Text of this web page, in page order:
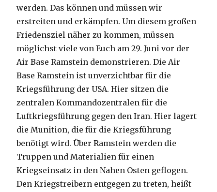
werden. Das können und müssen wir
erstreiten und erkämpfen. Um diesem großen
Friedensziel näher zu kommen, müssen
möglichst viele von Euch am 29. Juni vor der
Air Base Ramstein demonstrieren. Die Air
Base Ramstein ist unverzichtbar für die
Kriegsführung der USA. Hier sitzen die
zentralen Kommandozentralen für die
Luftkriegsführung gegen den Iran. Hier lagert
die Munition, die für die Kriegsführung
benötigt wird. Über Ramstein werden die
Truppen und Materialien für einen
Kriegseinsatz in den Nahen Osten geflogen.
Den Kriegstreibern entgegen zu treten, heißt